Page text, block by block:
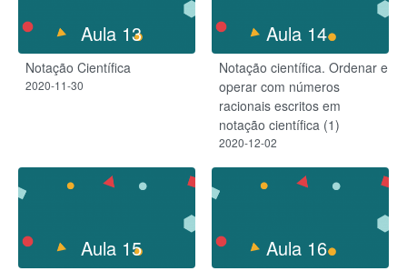
Aula 13
Notação Científica
2020-11-30
Aula 14
Notação científica. Ordenar e
operar com números
racionais escritos em
notação científica (1)
2020-12-02
Aula 15 Aula 16